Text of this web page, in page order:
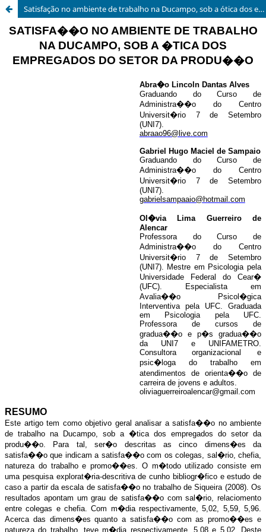
Satisfação no ambiente de trabalho na Ducampo, sob a ótica dos empregados do setor da produção